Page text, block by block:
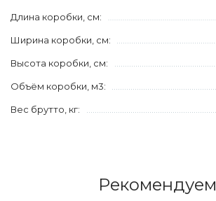
Длина коробки, см:
Ширина коробки, см:
Высота коробки, см:
Объём коробки, м3:
Вес брутто, кг:
Рекомендуем